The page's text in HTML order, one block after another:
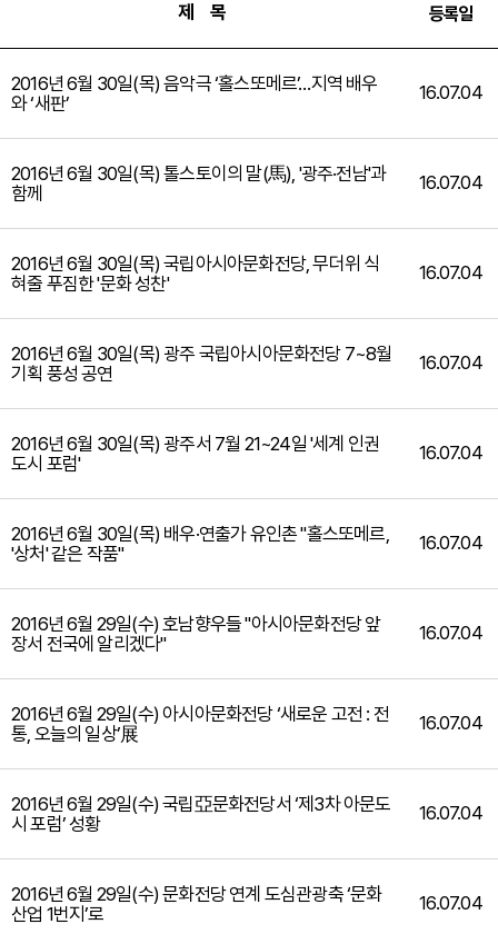
제 목 등록일
2016년 6월 30일(목) 음악극 ‘홀스또메르’…지역 배우
와 ‘새판’
16.07.04
2016년 6월 30일(목) 톨스토이의 말(馬), '광주·전남'과
함께
16.07.04
2016년 6월 30일(목) 국립아시아문화전당, 무더위 식
혀줄 푸짐한 '문화 성찬'
16.07.04
2016년 6월 30일(목) 광주 국립아시아문화전당 7~8월
기획 풍성 공연
16.07.04
2016년 6월 30일(목) 광주서 7월 21~24일 '세계 인권
도시 포럼'
16.07.04
2016년 6월 30일(목) 배우·연출가 유인촌 "홀스또메르,
'상처' 같은 작품"
16.07.04
2016년 6월 29일(수) 호남향우들 "아시아문화전당 앞
장서 전국에 알리겠다"
16.07.04
2016년 6월 29일(수) 아시아문화전당 ‘새로운 고전 : 전
통, 오늘의 일상’展
16.07.04
2016년 6월 29일(수) 국립亞문화전당서 ‘제3차 아문도
시 포럼’ 성황
16.07.04
2016년 6월 29일(수) 문화전당 연계 도심관광축 ‘문화
산업 1번지’로
16.07.04